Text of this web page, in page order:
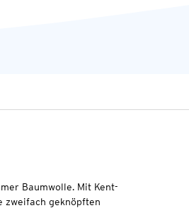
Baumwolle. Mit Kent-
zweifach geknöpften